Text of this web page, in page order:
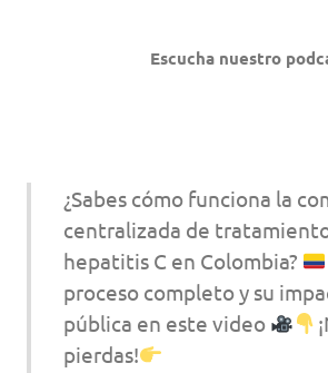
Escucha nuestro
¿Sabes cómo funciona la
centralizada de
hepatitis C en Colombia?
proceso completo y su
pública en este video
pierdas!